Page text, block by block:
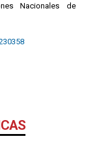
Nacionales de